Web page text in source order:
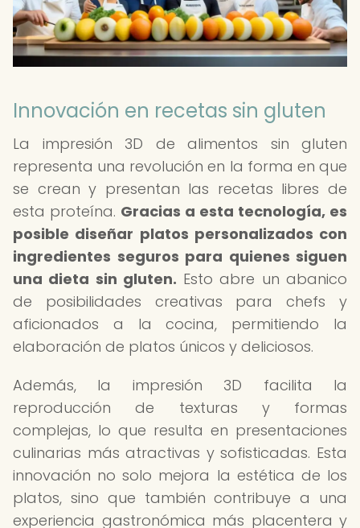
Innovación en recetas sin gluten
La impresión 3D de alimentos sin gluten
representa una revolución en la forma en que
se crean y presentan las recetas libres de
esta proteína. Gracias a esta tecnología, es
posible diseñar platos personalizados con
ingredientes seguros para quienes siguen
una dieta sin gluten. Esto abre un abanico
de posibilidades creativas para chefs y
aficionados a la cocina, permitiendo la
elaboración de platos únicos y deliciosos.
Además, la impresión 3D facilita la
reproducción de texturas y formas
complejas, lo que resulta en presentaciones
culinarias más atractivas y sofisticadas. Esta
innovación no solo mejora la estética de los
platos, sino que también contribuye a una
experiencia gastronómica más placentera y